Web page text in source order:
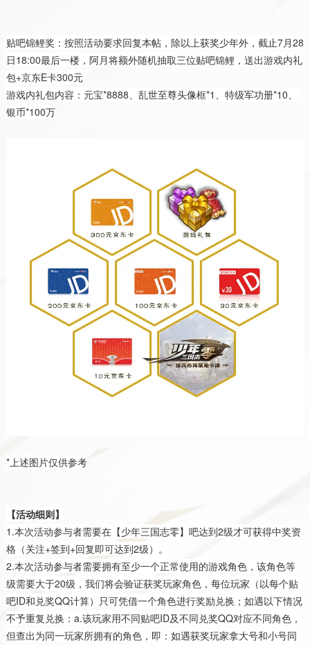
贴吧锦鲤奖：按照活动要求回复本帖，除以上获奖少年外，截止7月28
日18:00最后一楼，阿月将额外随机抽取三位贴吧锦鲤，送出游戏内礼
包+京东E卡300元
游戏内礼包内容：元宝*8888、乱世至尊头像框*1、特级军功册*10、
银币*100万
*上述图片仅供参考
【活动细则】
1.本次活动参与者需要在【少年三国志零】吧达到2级才可获得中奖资
格（关注+签到+回复即可达到2级）。
2.本次活动参与者需要拥有至少一个正常使用的游戏角色，该角色等
级需要大于20级，我们将会验证获奖玩家角色，每位玩家（以每个贴
吧ID和兑奖QQ计算）只可凭借一个角色进行奖励兑换；如遇以下情况
不予重复兑换：a.该玩家用不同贴吧ID及不同兑奖QQ对应不同角色，
但查出为同一玩家所拥有的角色，即：如遇获奖玩家拿大号和小号同